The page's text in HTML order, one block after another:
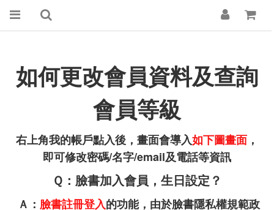
如何更改會員資料及查詢
會員等級
右上角我的帳戶點入後，畫面會導入如下圖畫面 ，
即可修改密碼/名字/email及電話等資訊
Ｑ：臉書加入會員，生日設定？
Ａ： 臉書註冊登入的功能，由於臉書隱私權規範政